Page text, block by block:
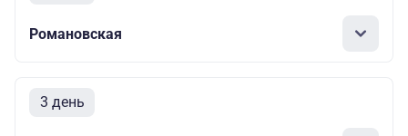
Романовская
3 день